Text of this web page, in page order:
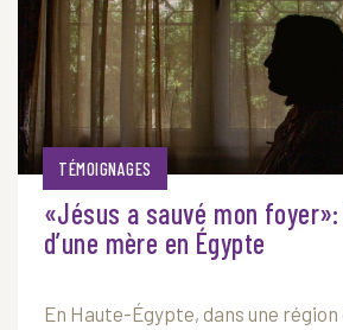
TÉMOIGNAGES
«Jésus a sauvé mon
d’une mère en Égypte
En Haute-Égypte, dans une région